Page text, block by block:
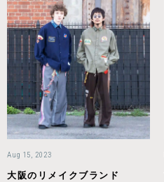
Aug 15, 2023
大阪のリメイクブランド